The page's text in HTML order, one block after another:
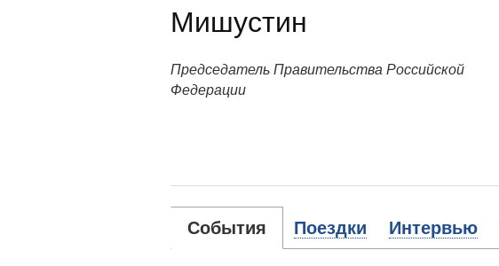
Мишустин
Председатель Правительства Российской
Федерации
События Поездки Интервью